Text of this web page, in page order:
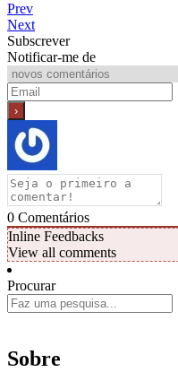
Prev
Next
Subscrever
Notificar-me de
0 Comentários
Inline Feedbacks
View all comments
Procurar
Sobre